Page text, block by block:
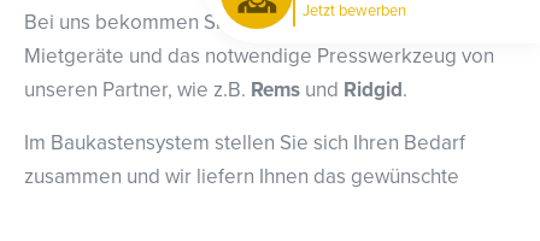
Bei uns bekommen Sie schnell und unkompliziert
Mietgeräte und das notwendige Presswerkzeug von
unseren Partner, wie z.B. Rems und Ridgid.
Im Baukastensystem stellen Sie sich Ihren Bedarf
zusammen und wir liefern Ihnen das gewünschte
Jetzt bewerben